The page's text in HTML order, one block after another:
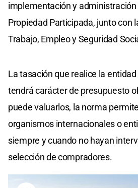
implementación y
Propiedad Participada, junto con
Trabajo, Empleo y Seguridad
La tasación que realice la
tendrá carácter de presupuesto
puede valuarlos, la norma
organismos internacionales o
siempre y cuando no hayan
selección de compradores.